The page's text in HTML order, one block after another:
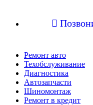

Ремонт авто
Техобслуживание
Диагностика
Автозапчасти
Шиномонтаж
Ремонт в кредит